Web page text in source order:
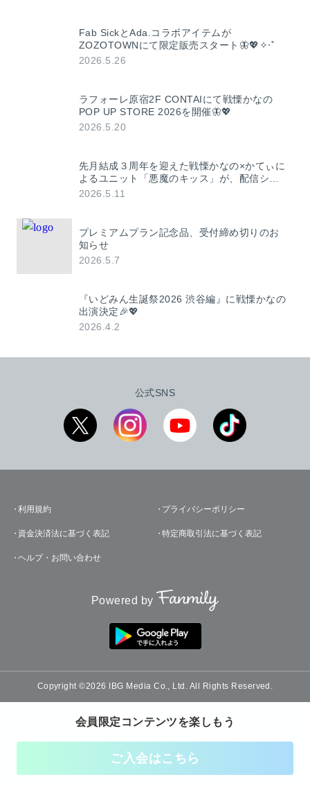
Fab SickとAda.コラボアイテムが
ZOZOTOWNにて限定販売スタート🦋💖✧‧˚
2026.5.26
ラフォーレ原宿2F CONTAIにて戦慄かなの
POP UP STORE 2026を開催🦋💖
2026.5.20
先月結成３周年を迎えた戦慄かなの×かてぃに
よるユニット「悪魔のキッス」が、配信シン
グル「ERA」（エラ）を発表！ 作詞・作曲
2026.5.11
プレミアムプラン記念品、受付締め切りのお
知らせ
2026.5.7
『いどみん生誕祭2026 渋谷編』に戦慄かなの
出演決定🎉💖
2026.4.2
会員限定コンテンツを楽しもう
ご入会はこちら
公式SNS
利用規約 プライバシーポリシー
資金決済法に基づく表記 特定商取引法に基づく表記
ヘルプ・お問い合わせ
Powered by
Copyright ©2026 IBG Media Co., Ltd. All Rights Reserved.